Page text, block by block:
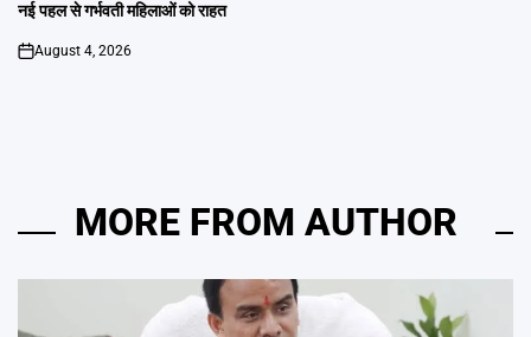
नई पहल से गर्भवती महिलाओं को राहत
on
August 4, 2026
MORE FROM AUTHOR